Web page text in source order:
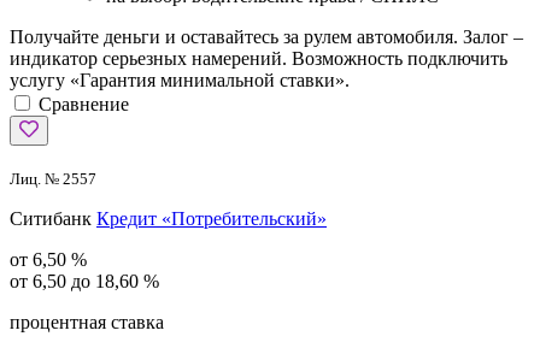
Получайте деньги и оставайтесь за рулем автомобиля. Залог –
индикатор серьезных намерений. Возможность подключить
услугу «Гарантия минимальной ставки».
Сравнение
Лиц. № 2557
Ситибанк Кредит «Потребительский»
от 6,50 %
от 6,50 до 18,60 %
процентная ставка